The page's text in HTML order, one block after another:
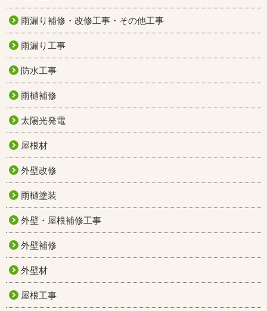
雨漏り補修・改修工事・その他工事
雨漏り工事
防水工事
雨樋補修
太陽光発電
屋根材
外壁改修
雨樋塗装
外壁・屋根補修工事
外壁補修
外壁材
屋根工事